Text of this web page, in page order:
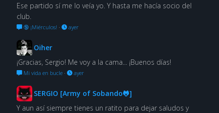
Ese partido sí me lo veía yo. Y hasta me hacía socio del
club.
🔞 ¡Miérculos! · ayer
Oiher
¡Gracias, Sergio! Me voy a la cama... ¡Buenos días!
Mi vida en bucle· ayer
SERGIO [Army of Sobando🐸]
Y aun así siempre tienes un ratito para dejar saludos y